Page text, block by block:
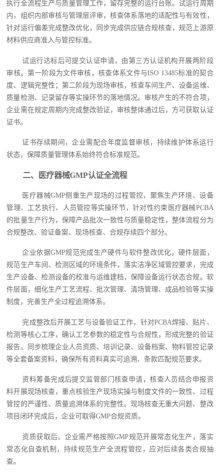
执行全流程生产与质量管理工作，留存完整的运行台账。试运行周期
内，组织内部审核与管理层评审，核查体系落地的适配性与有效性，
针对运行偏差完成整改优化，同步完成供应链合规核查，规范上游原
材料供应商准入与管控标准。
试运行达标后可提交认证申请，由第三方认证机构开展两阶段
审核。第一阶段为文件审核，核查体系文件与ISO 13485标准的契合
度、逻辑完整性；第二阶段为现场审核，核查车间生产、设备运维、
质量检测、记录留存等实操环节的落地情况。审核产生的不符合项，
企业需在规定周期内完成整改验证，审核整体通过后，方可获取认证
证书。
证书存续期间，企业需配合年度监督审核，持续维护体系运行
状态，保障质量管理体系始终符合标准规范。
二、医疗器械GMP认证全流程
医疗器械GMP侧重生产现场的过程管控，聚焦生产环境、设备
管理、工艺执行、人员管控等实操环节，针对性约束医疗器械PCBA
的批量生产行为，保障产品批次一致性与质量稳定性，整体流程分为
合规整改、验证备案、现场核查、合规存续四个部分。
企业依据GMP规范完成生产硬件与软件整改优化。硬件层面，
规范生产车间、检测区域的环境条件，落实洁净区域管控要求，完成
生产设备、检测设备的校准与运维建档，保障设备运行状态合规。软
件层面，细化生产工艺流程、批次管理、清场管理、成品检验等实操
制度，完善生产全过程追溯体系。
完成整改后开展工艺与设备验证工作，针对PCBA焊接、贴片、
检测等核心工序，确认工艺参数的稳定性与合规性，形成完整的验证
报告。同步梳理企业人员资质、培训记录、设备档案、物料管控记录
等全套备案资料，确保所有资料真实可追溯、条款匹配规范要求。
资料筹备完成后提交监管部门核查申请，核查人员结合申报资
料开展现场核查，重点核验生产现场实操与制度文件的一致性、过程
管控的严谨性、质量追溯体系的完整性。现场核查无重大问题、整改
项目闭环完成后，企业可取得GMP合规资质。
资质获取后，企业需严格按照GMP规范开展常态化生产，落实
常态化自查机制，持续规范生产全流程管控，应对后续各类合规抽
查。